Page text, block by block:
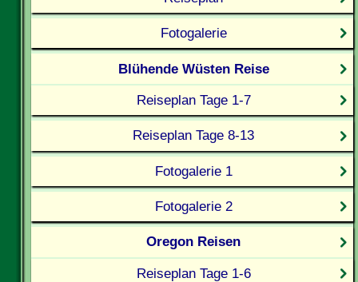
Fotogalerie
Blühende Wüsten Reise
Reiseplan Tage 1-7
Reiseplan Tage 8-13
Fotogalerie 1
Fotogalerie 2
Oregon Reisen
Reiseplan Tage 1-6